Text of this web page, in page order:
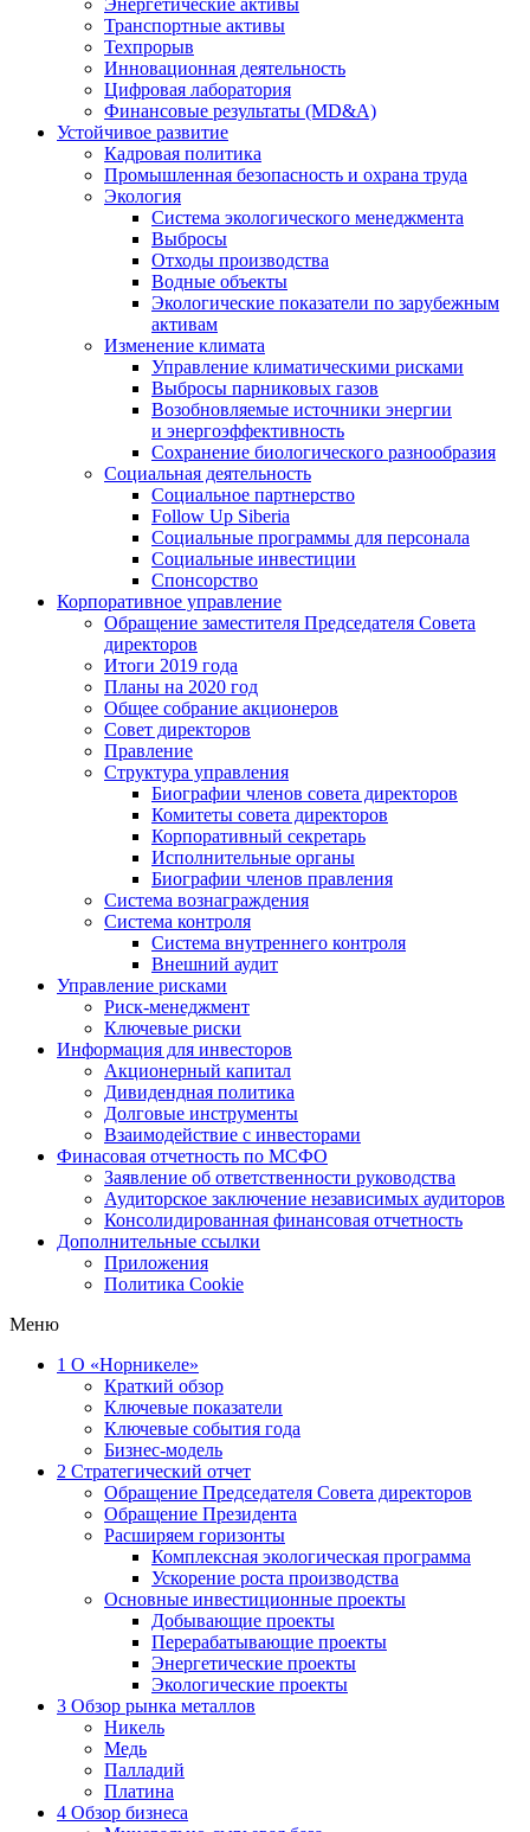
Энергетические активы
Транспортные активы
Техпрорыв
Инновационная деятельность
Цифровая лаборатория
Финансовые результаты (MD&A)
Устойчивое развитие
Кадровая политика
Промышленная безопасность и охрана труда
Экология
Система экологического менеджмента
Выбросы
Отходы производства
Водные объекты
Экологические показатели по зарубежным
активам
Изменение климата
Управление климатическими рисками
Выбросы парниковых газов
Возобновляемые источники энергии
и энергоэффективность
Сохранение биологического разнообразия
Социальная деятельность
Социальное партнерство
Follow Up Siberia
Социальные программы для персонала
Социальные инвестиции
Спонсорство
Корпоративное управление
Обращение заместителя Председателя Совета
директоров
Итоги 2019 года
Планы на 2020 год
Общее собрание акционеров
Совет директоров
Правление
Структура управления
Биографии членов совета директоров
Комитеты совета директоров
Корпоративный секретарь
Исполнительные органы
Биографии членов правления
Система вознаграждения
Система контроля
Система внутреннего контроля
Внешний аудит
Управление рисками
Риск-менеджмент
Ключевые риски
Информация для инвесторов
Акционерный капитал
Дивидендная политика
Долговые инструменты
Взаимодействие с инвеcторами
Финасовая отчетность по МСФО
Заявление об ответственности руководства
Аудиторское заключение независимых аудиторов
Консолидированная финансовая отчетность
Дополнительные ссылки
Приложения
Политика Cookie
Меню
1 О «Норникеле»
Краткий обзор
Ключевые показатели
Ключевые события года
Бизнес-модель
2 Стратегический отчет
Обращение Председателя Совета директоров
Обращение Президента
Расширяем горизонты
Комплексная экологическая программа
Ускорение роста производства
Основные инвестиционные проекты
Добывающие проекты
Перерабатывающие проекты
Энергетические проекты
Экологические проекты
3 Обзор рынка металлов
Никель
Медь
Палладий
Платина
4 Обзор бизнеса